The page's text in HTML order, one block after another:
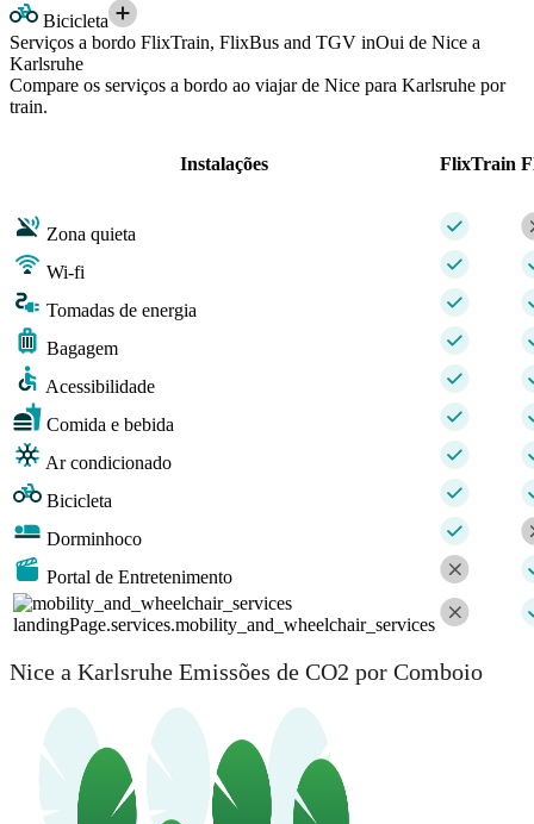
Bicicleta
Serviços a bordo FlixTrain, FlixBus and TGV inOui de Nice a
Karlsruhe
Compare os serviços a bordo ao viajar de Nice para Karlsruhe por
train.
Instalações FlixTrain
Zona quieta
Wi-fi
Tomadas de energia
Bagagem
Acessibilidade
Comida e bebida
Ar condicionado
Bicicleta
Dorminhoco
Portal de Entretenimento
landingPage.services.mobility_and_wheelchair_services
Nice a Karlsruhe Emissões de CO2 por Comboio